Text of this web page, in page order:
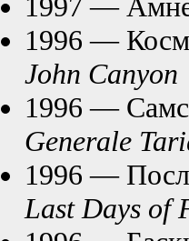
1996 —
John Canyon
1996 —
Generale
1996 —
Last Days of